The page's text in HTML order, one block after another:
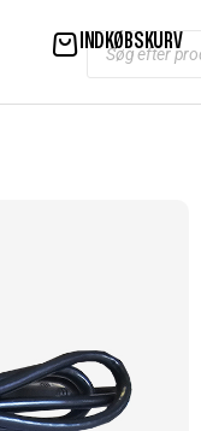
INDKØBSKURV